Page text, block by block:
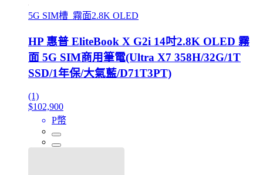
5G SIM槽_霧面2.8K OLED
HP 惠普 EliteBook X G2i 14吋2.8K OLED 霧
面 5G SIM商用筆電(Ultra X7 358H/32G/1T
SSD/1年保/大氣藍/D71T3PT)
(1)
$102,900
P幣